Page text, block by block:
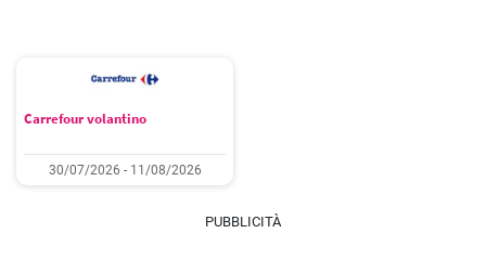
Carrefour volantino
30/07/2026 - 11/08/2026
PUBBLICITÀ